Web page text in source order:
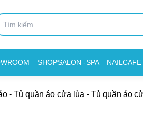
– SHOPSALON -SPA – NAIL CAFE
- Tủ quần áo cửa lùa - Tủ quần áo